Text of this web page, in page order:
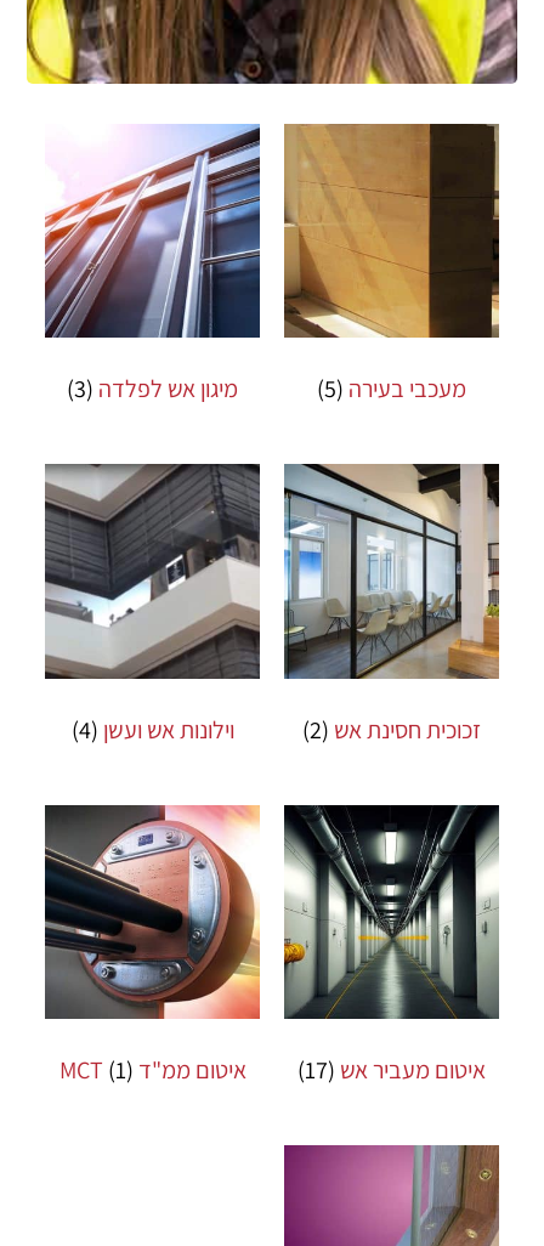
מעכבי בעירה (5) מיגון אש לפלדה (3)
זכוכית חסינת אש (2) וילונות אש ועשן (4)
איטום מעביר אש (17) איטום ממ"ד MCT (1)